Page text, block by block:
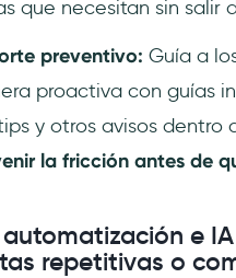
que necesitan sin salir
preventivo: Guía a
proactiva con guías
y otros avisos dentro
la fricción antes de
e
repetitivas o